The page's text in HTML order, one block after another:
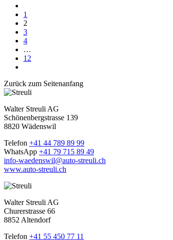
1
2
3
4
…
12
Zurück zum Seitenanfang
Walter Streuli AG
Schönenbergstrasse 139
8820 Wädenswil
Telefon +41 44 789 89 99
WhatsApp +41 79 715 89 49
info-waedenswil@auto-streuli.ch
www.auto-streuli.ch
Walter Streuli AG
Churerstrasse 66
8852 Altendorf
Telefon +41 55 450 77 11